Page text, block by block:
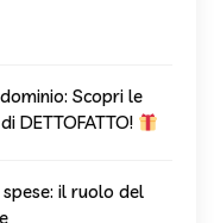
Scopri le
DETTOFATTO!
il ruolo del